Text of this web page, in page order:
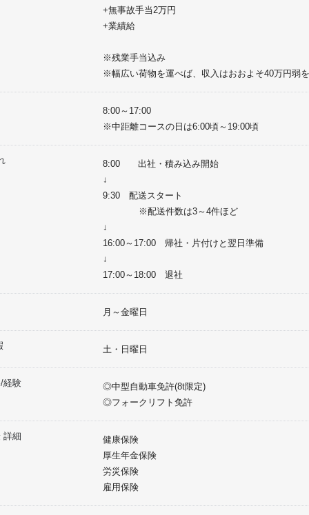
+無事故手当2万円
+業績給
※残業手当込み
※幅広い荷物を運べば、収入はおおよそ40万円弱を
8:00～17:00
※中距離コースの日は6:00頃～19:00頃
8:00 出社・積み込み開始
↓
9:30 配送スタート
※配送件数は3～4件ほど
↓
16:00～17:00 帰社・片付けと翌日準備
↓
17:00～18:00 退社
月～金曜日
土・日曜日
経験
◎中型自動車免許(8t限定)
◎フォークリフト免許
詳細
健康保険
厚生年金保険
労災保険
雇用保険